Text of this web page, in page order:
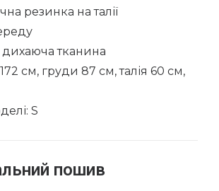
резинка на талії
дихаюча тканина
см, груди 87 см, талія 60 см,
S
пошив